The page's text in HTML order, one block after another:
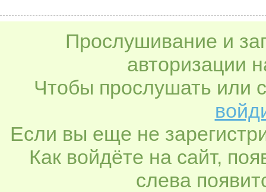
Прослушивание и
авторизации
Чтобы прослушать или
Если вы еще не
Как войдёте на сайт,
слева